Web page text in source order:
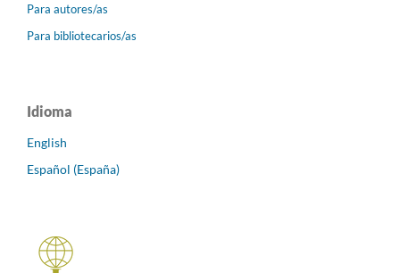
Para autores/as
Para bibliotecarios/as
Idioma
English
Español (España)